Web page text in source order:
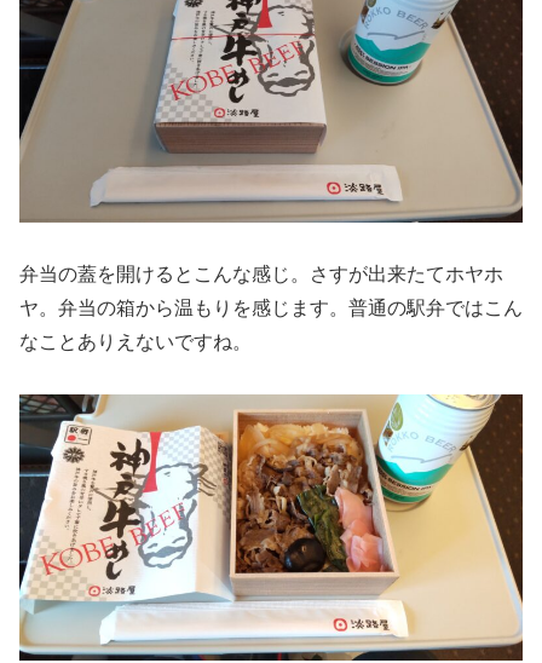
弁当の蓋を開けるとこんな感じ。さすが出来たてホヤホ
ヤ。弁当の箱から温もりを感じます。普通の駅弁ではこん
なことありえないですね。